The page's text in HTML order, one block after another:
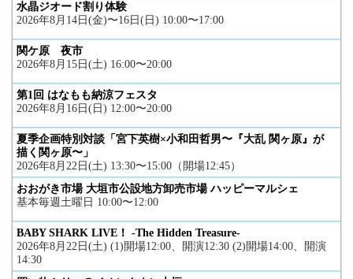
水晶ジオード割り体験
2026年8月14日(金)〜16日(日) 10:00〜17:00
関ケ原 夜市
2026年8月15日(土) 16:00〜20:00
第1回 はなもも納涼フェスタ
2026年8月16日(日) 12:00〜20:00
夏季企画特別対談「宮下英樹×小和田哲男〜『大乱 関ヶ原』が
描く関ヶ原〜」
2026年8月22日(土) 13:30〜15:00（開場12:45）
おおがき市場 大垣市公設地方卸売市場 ハッピーマルシェ
基本毎週土曜日 10:00〜12:00
BABY SHARK LIVE！ -The Hidden Treasure-
2026年8月22日(土) (1)開場12:00、開演12:30 (2)開場14:00、開演
14:30